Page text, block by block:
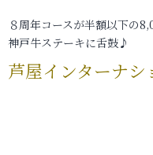
８周年コースが半額以下の
神戸牛ステーキに舌鼓♪
芦屋インターナシ